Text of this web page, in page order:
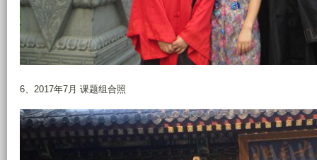
6、2017年7月 课题组合照